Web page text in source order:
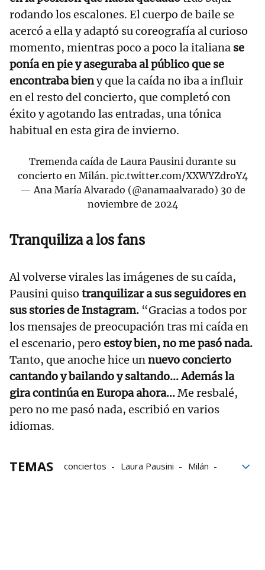
rodando los escalones. El cuerpo de baile se
acercó a ella y adaptó su coreografía al curioso
momento, mientras poco a poco la italiana se
ponía en pie y aseguraba al público que se
encontraba bieny que la caída no iba a influir
en el resto del concierto, que completó con
éxito y agotando las entradas, una tónica
habitual en esta gira de invierno.
Tremenda caída de Laura Pausini durante su
concierto en Milán. pic.twitter.com/XXWYZdroY4
— Ana María Alvarado (@anamaalvarado) 30 de
noviembre de 2024
Tranquiliza a los fans
Al volverse virales las imágenes de su caída,
Pausini quiso tranquilizar a sus seguidores en
sus stories de Instagram. “Gracias a todos por
los mensajes de preocupación tras mi caída en
el escenario, pero estoy bien, no me pasó nada.
Tanto, que anoche hice unnuevo concierto
cantando y bailando y saltando... Además la
gira continúa en Europa ahora...Me resbalé,
pero no me pasó nada, escribió en varios
idiomas.
TEMAS conciertos Laura Pausini
Milán